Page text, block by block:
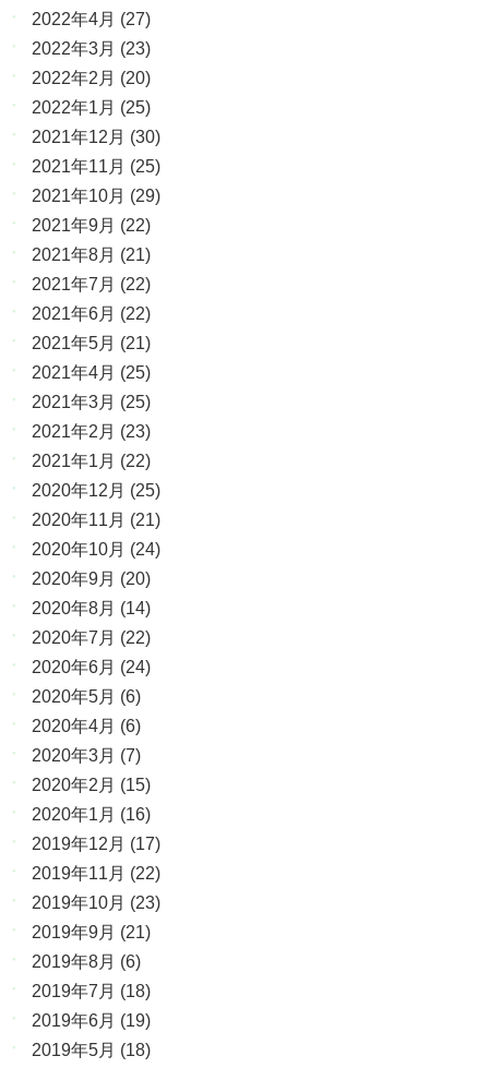
2022年4月 (27)
2022年3月 (23)
2022年2月 (20)
2022年1月 (25)
2021年12月 (30)
2021年11月 (25)
2021年10月 (29)
2021年9月 (22)
2021年8月 (21)
2021年7月 (22)
2021年6月 (22)
2021年5月 (21)
2021年4月 (25)
2021年3月 (25)
2021年2月 (23)
2021年1月 (22)
2020年12月 (25)
2020年11月 (21)
2020年10月 (24)
2020年9月 (20)
2020年8月 (14)
2020年7月 (22)
2020年6月 (24)
2020年5月 (6)
2020年4月 (6)
2020年3月 (7)
2020年2月 (15)
2020年1月 (16)
2019年12月 (17)
2019年11月 (22)
2019年10月 (23)
2019年9月 (21)
2019年8月 (6)
2019年7月 (18)
2019年6月 (19)
2019年5月 (18)